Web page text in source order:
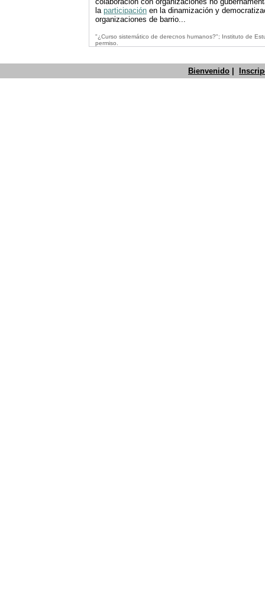
la participación en la dinamización y
organizaciones de barrio...
"¿Curso sistemático de derecnos humanos?"; Instituto de
permiso.
Bienvenido